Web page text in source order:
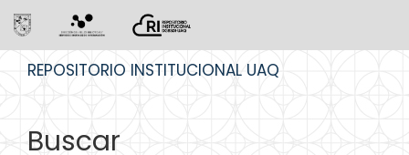
REPOSITORIO INSTITUCIONAL UAQ
Buscar